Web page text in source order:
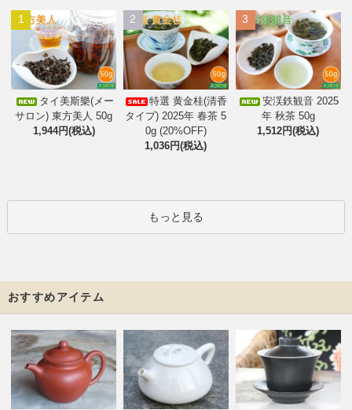
1
タイ美斯樂(メー
サロン) 東方美人 50g
1,944円(税込)
2
特選 黄金桂(清香
タイプ) 2025年 春茶 5
0g (20%OFF)
1,036円(税込)
3
安渓鉄観音 2025
年 秋茶 50g
1,512円(税込)
もっと見る
おすすめアイテム